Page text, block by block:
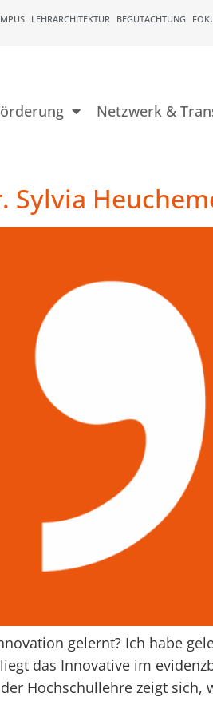
LEHRARCHITEKTUR BEGUTACHTUNG
Netzwerk &
Sylvia
gelernt? Ich habe
das Innovative im
Hochschullehre zeigt sich,